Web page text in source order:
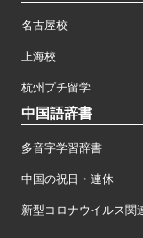
名古屋校
上海校
杭州プチ留学
中国語辞書
多音字学習辞書
中国の祝日・連休
新型コロナウイルス関